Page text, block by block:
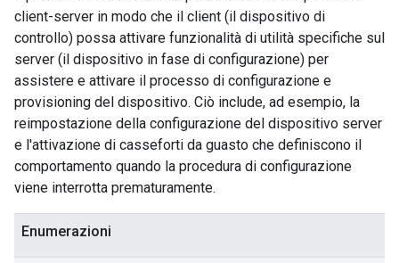
client-server in modo che il client (il dispositivo di
controllo) possa attivare funzionalità di utilità specifiche sul
server (il dispositivo in fase di configurazione) per
assistere e attivare il processo di configurazione e
provisioning del dispositivo. Ciò include, ad esempio, la
reimpostazione della configurazione del dispositivo server
e l'attivazione di casseforti da guasto che definiscono il
comportamento quando la procedura di configurazione
viene interrotta prematuramente.
Enumerazioni